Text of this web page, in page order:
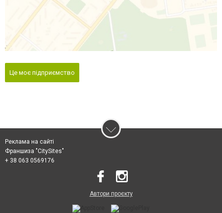
Це моє підприємство
Реклама на сайті
Франшиза "CitySites"
+ 38 063 0569176
Автори проєкту